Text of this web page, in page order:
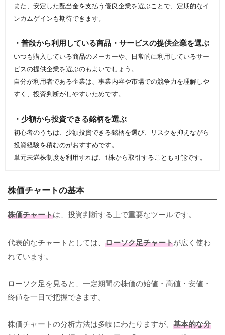
また、安定した配当金を支払う優良企業を選ぶことで、定期的なイ
ンカムゲインも期待できます。
・普段から利用している商品・サービスの提供企業を選ぶ
いつも購入している商品のメーカーや、日常的に利用しているサー
ビスの提供企業を選ぶのもよいでしょう。
自分が利用者である企業は、事業内容や市場での競争力を理解しや
すく、投資判断がしやすいためです。
・少額から投資できる銘柄を選ぶ
初心者のうちは、少額投資できる銘柄を選び、リスクを抑えながら
投資経験を積むのがおすすめです。
単元未満株制度を利用すれば、1株から取引することも可能です。
株価チャートの基本
株価チャートは、投資判断する上で重要なツールです。
代表的なチャートとしては、 ローソク足チャートが広く使わ
れています。
ローソク足を見ると、一定期間の株価の始値・高値・安値・
終値を一目で把握できます。
株価チャートの分析方法は多岐にわたりますが、 基本的な分